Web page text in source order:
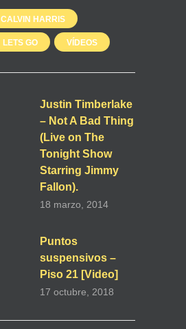
CALVIN HARRIS
LETS GO VÍDEOS
Justin Timberlake
– Not A Bad Thing
(Live on The
Tonight Show
Starring Jimmy
Fallon).
18 marzo, 2014
Puntos
suspensivos –
Piso 21 [Video]
17 octubre, 2018